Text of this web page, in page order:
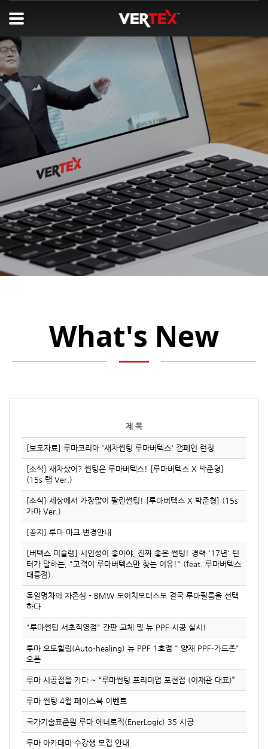
What's New
제 목
[보도자료] 루마코리아 '새차썬팅 루마버텍스' 캠페인 런칭
[소식] 새차샀어? 썬팅은 루마버텍스! [루마버텍스 X 박준형]
(15s 랩 Ver.)
[소식] 세상에서 가장많이 팔린썬팅! [루마버텍스 X 박준형] (15s
가마 Ver.)
[공지] 루마 마크 변경안내
[버텍스 미슐랭] 시인성이 좋아야, 진짜 좋은 썬팅! 경력 '17년' 틴
터가 말하는, "고객이 루마버텍스만 찾는 이유!" (feat. 루마버텍스
태릉점)
독일명차의 자존심 - BMW 도이치모터스도 결국 루마필름을 선택
하다
"루마썬팅 서초직영점" 간판 교체 및 뉴 PPF 시공 실시!
루마 오토힐링(Auto-healing) 뉴 PPF 1호점 " 양재 PPF-가드존"
오픈
루마 시공점을 가다 ~ “루마썬팅 프리미엄 포천점 (이재관 대표)”
루마 썬팅 4월 페이스북 이벤트
국가기술표준원 루마 에너로직(EnerLogic) 35 시공
루마 아카데미 수강생 모집 안내